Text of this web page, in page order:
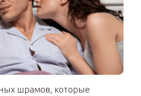
шрамов, которые